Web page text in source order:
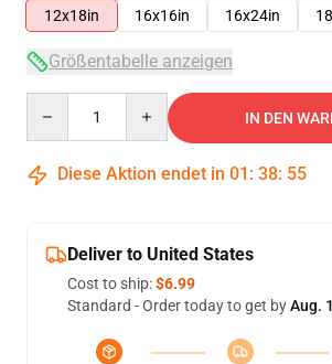
12x18in
16x16in 16x24in
Größentabelle anzeigen
IN DEN
Diese Aktion endet in 01 : 38: 54
Deliver to United States
Cost to ship:$6.99
Standard - Order today to get byAug.